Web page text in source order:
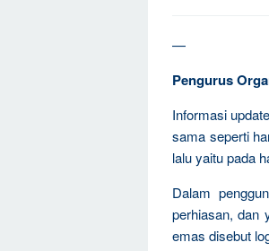
—
Pengurus
Informasi
sama seperti
lalu yaitu pada
Dalam
perhiasan, dan
emas disebut